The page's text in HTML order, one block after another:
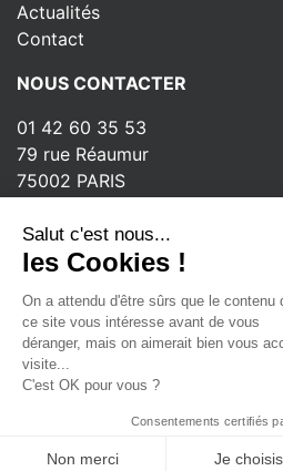
Actualités
Contact
NOUS CONTACTER
01 42 60 35 53
79 rue Réaumur
75002 PARIS
INSCRIPTION À LA
Salut c'est nous...
les Cookies !
On a attendu d'être sûrs que le contenu
ce site vous intéresse avant de vous
déranger, mais on aimerait bien vous
visite...
C'est OK pour vous ?
Consentements certifiés
Non merci Je choisis